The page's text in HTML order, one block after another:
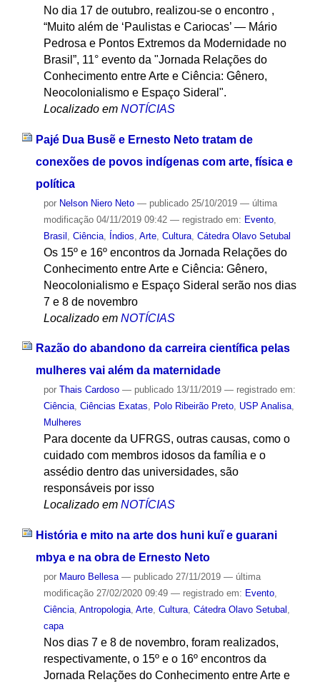
No dia 17 de outubro, realizou-se o encontro ,
“Muito além de ‘Paulistas e Cariocas’ — Mário
Pedrosa e Pontos Extremos da Modernidade no
Brasil”, 11° evento da "Jornada Relações do
Conhecimento entre Arte e Ciência: Gênero,
Neocolonialismo e Espaço Sideral".
Localizado em NOTÍCIAS
Pajé Dua Busẽ e Ernesto Neto tratam de
conexões de povos indígenas com arte, física e
política
por Nelson Niero Neto — publicado25/10/2019 — última
modificação04/11/2019 09:42 — registrado em: Evento,
Brasil Ciência, Índios Arte, Cultura, Cátedra Olavo Setubal
Os 15º e 16º encontros da Jornada Relações do
Conhecimento entre Arte e Ciência: Gênero,
Neocolonialismo e Espaço Sideral serão nos dias
7 e 8 de novembro
Localizado em NOTÍCIAS
Razão do abandono da carreira científica pelas
mulheres vai além da maternidade
por Thais Cardoso — publicado13/11/2019 — registrado em:
Ciência, Ciências Exatas, Polo Ribeirão Preto, USP Analisa,
Mulheres
Para docente da UFRGS, outras causas, como o
cuidado com membros idosos da família e o
assédio dentro das universidades, são
responsáveis por isso
Localizado em NOTÍCIAS
História e mito na arte dos huni kuĩ e guarani
mbya e na obra de Ernesto Neto
por Mauro Bellesa — publicado27/11/2019 — última
modificação27/02/2020 09:49 — registrado em: Evento,
Ciência, Antropologia, Arte, Cultura, Cátedra Olavo Setubal ,
capa
Nos dias 7 e 8 de novembro, foram realizados,
respectivamente, o 15º e o 16º encontros da
Jornada Relações do Conhecimento entre Arte e